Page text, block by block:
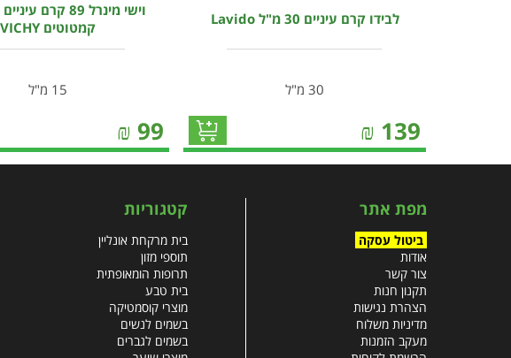
לבידו קרם עיניים 30 מ"ל Lavido
30 מ"ל
139
₪
וישי מינרל 89
קמטוטים VICHY
15 מ"ל
99
₪
מפת אתר
ביטול עסקה
אודות
צור קשר
תקנון חנות
הצהרת נגישות
מדיניות משלוח
מעקב הזמנות
קטגוריות
בית מרקחת אונליין
תוספי מזון
תרופות הומאופתית
בית טבע
מוצרי קוסמטיקה
בשמים לנשים
בשמים לגברים